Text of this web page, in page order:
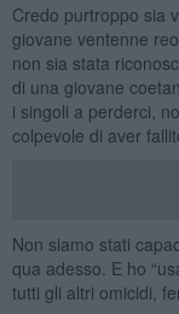
Credo purtroppo sia
giovane ventenne
non sia stata
di una giovane
i singoli a perderci,
colpevole di aver
Non siamo stati
qua adesso. E ho
tutti gli altri omicidi,